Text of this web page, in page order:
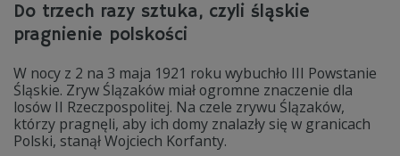
Do trzech razy sztuka, czyli śląskie
pragnienie polskości
W nocy z 2 na 3 maja 1921 roku wybuchło III Powstanie
Śląskie. Zryw Ślązaków miał ogromne znaczenie dla
losów II Rzeczpospolitej. Na czele zrywu Ślązaków,
którzy pragnęli, aby ich domy znalazły się w granicach
Polski, stanął Wojciech Korfanty.